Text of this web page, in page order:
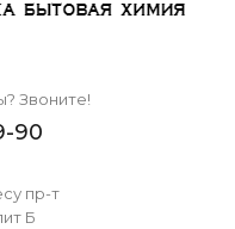
Звоните!
90
пр-т
Б